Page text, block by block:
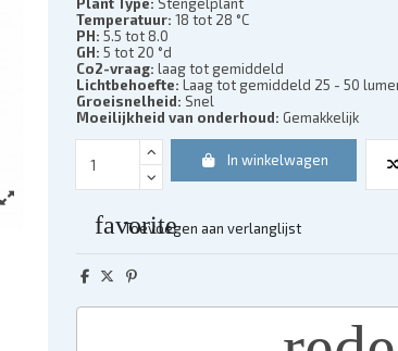
Temperatuur: 18 tot 28 °C
PH: 5.5 tot 8.0
GH: 5 tot 20 °d
Co2-vraag: laag tot gemiddeld
Lichtbehoefte: Laag tot gemiddeld 25 - 50
Groeisnelheid: Snel
Moeilijkheid van onderhoud: Gemakkelijk
In winkelwagen
favorite
Toevoegen aan verlanglijst